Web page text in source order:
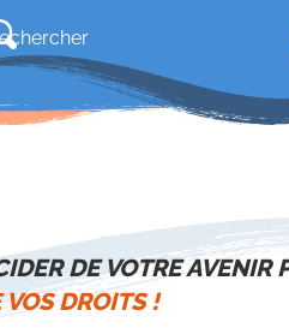
DE VOTRE AVENIR
DROITS !